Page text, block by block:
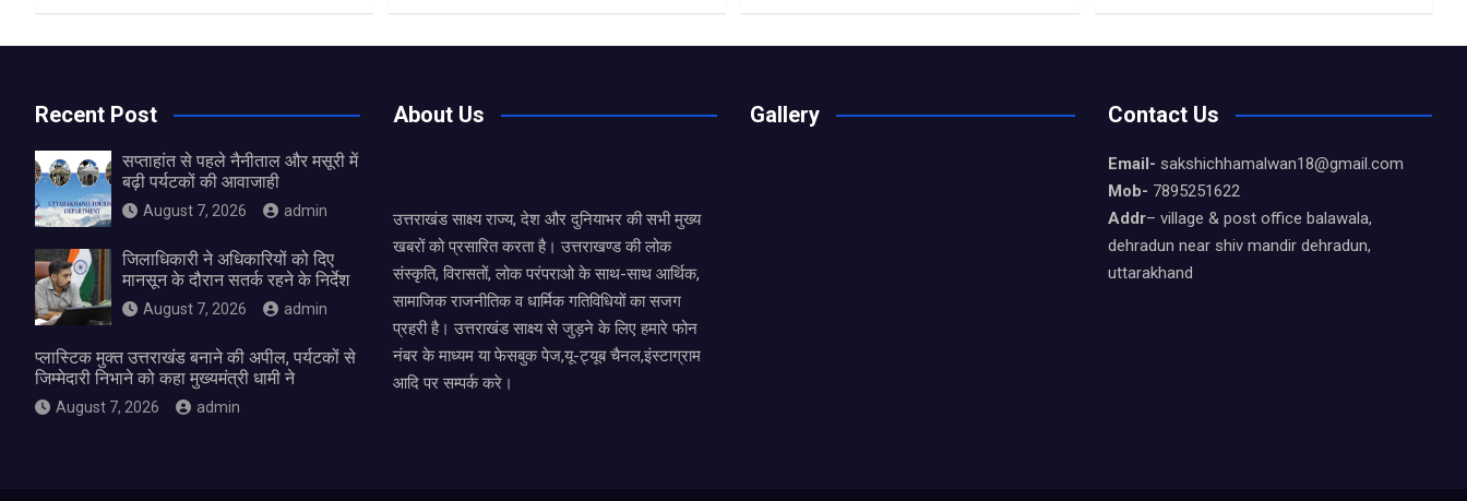
Recent Post
सप्ताहांत से पहले नैनीताल और मसूरी में
बढ़ी पर्यटकों की आवाजाही
August 7, 2026 admin
जिलाधिकारी ने अधिकारियों को दिए
मानसून के दौरान सतर्क रहने के निर्देश
August 7, 2026 admin
प्लास्टिक मुक्त उत्तराखंड बनाने की अपील, पर्यटकों से
जिम्मेदारी निभाने को कहा मुख्यमंत्री धामी ने
August 7, 2026 admin
About Us
उत्तराखंड साक्ष्य राज्य, देश और दुनियाभर की सभी मुख्य
खबरों को प्रसारित करता है। उत्तराखण्ड की लोक
संस्कृति, विरासतों, लोक परंपराओ के साथ-साथ आर्थिक,
सामाजिक राजनीतिक व धार्मिक गतिविधियों का सजग
प्रहरी है। उत्तराखंड साक्ष्य से जुड़ने के लिए हमारे फोन
नंबर के माध्यम या फेसबुक पेज,यू-ट्यूब चैनल,इंस्टाग्राम
आदि पर सम्पर्क करे।
Gallery Contact Us
Email- sakshichhamalwan18@gmail.com
Mob- 7895251622
Addr– village & post office balawala,
dehradun near shiv mandir dehradun,
uttarakhand